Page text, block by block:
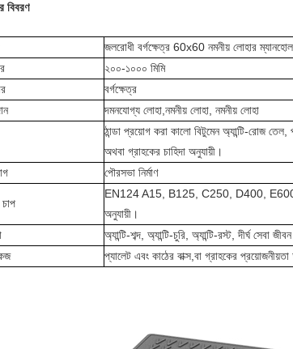
বিবরণ
জলরোধী বর্গক্ষেত্র 60x60 নমনীয় লোহার ম্যানহোল
২০০-১০০০ মিমি
বর্গক্ষেত্র
দমনযোগ্য লোহা, নমনীয় লোহা, নমনীয় লোহা
ঠান্ডা প্রয়োগ করা কালো বিটুমেন অ্যান্টি-রোজ তেল,
অথবা গ্রাহকের চাহিদা অনুযায়ী।
পৌরসভা নির্মাণ
EN124 A15, B125, C250, D400, E600,
অনুযায়ী।
অ্যান্টি-শব্দ, অ্যান্টি-চুরি, অ্যান্টি-রস্ট, দীর্ঘ সেবা
প্যালেট এবং কাঠের বাক্স,বা গ্রাহকের প্রয়োজনীয়তা